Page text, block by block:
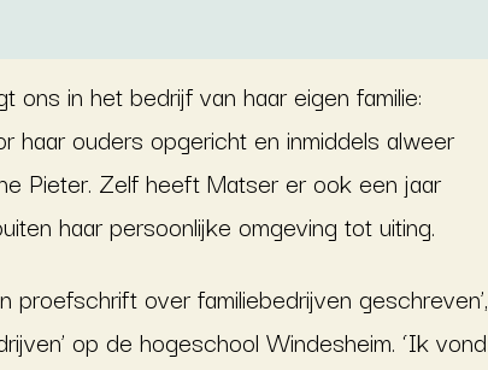
in het bedrijf van haar eigen familie:
haar ouders opgericht en inmiddels alweer
Pieter. Zelf heeft Matser er ook een jaar
haar persoonlijke omgeving tot uiting.
over familiebedrijven geschreven’,
op de hogeschool Windesheim. ‘Ik vond